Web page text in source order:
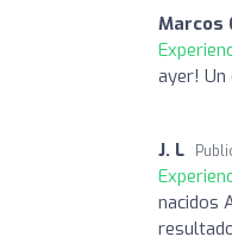
Marcos
ayer!
J. L
nacidos